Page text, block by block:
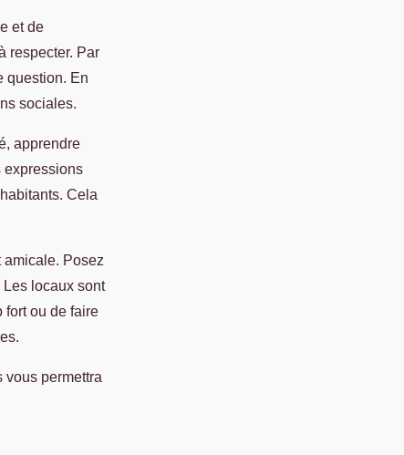
et de
respecter. Par
question. En
sociales.
apprendre
expressions
Cela
amicale. Posez
locaux sont
fort ou de faire
vous permettra